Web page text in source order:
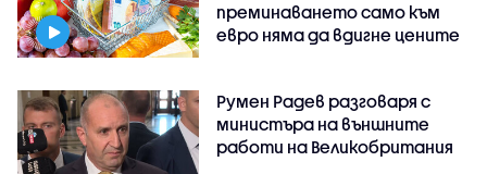
преминаването само към
евро няма да вдигне цените
Румен Радев разговаря с
министъра на външните
работи на Великобритания